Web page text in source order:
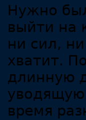
Нужно
выйти на
ни сил,
хватит.
длинную
время